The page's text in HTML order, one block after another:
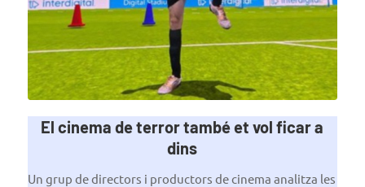
El cinema de terror també et vol ficar a
dins
Un grup de directors i productors de cinema analitza les